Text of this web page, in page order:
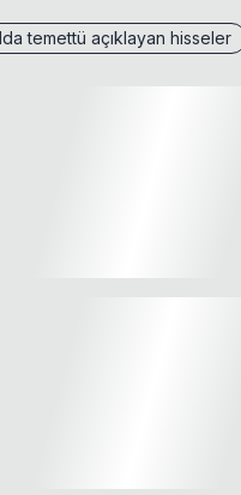
temettü açıklayan hisseler